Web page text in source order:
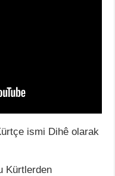
ismi Dihê olarak
Kürtlerden